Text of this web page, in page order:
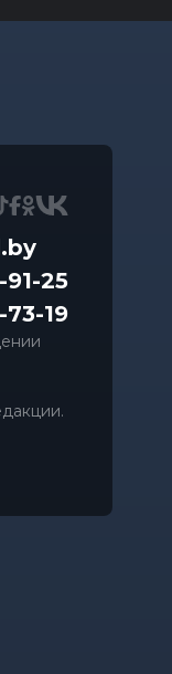
91-25
73-19